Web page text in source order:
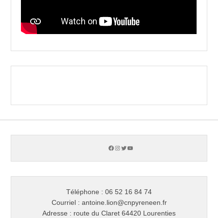
Facebook
Instagram
TwitterYouTube
Téléphone : 06 52 16 84 74
Courriel : antoine.lion@cnpyreneen.fr
Adresse : route du Claret 64420 Lourenties